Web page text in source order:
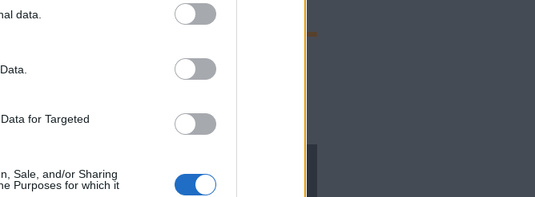
data.
for Targeted
Sale, and/or Sharing
Purposes for which it